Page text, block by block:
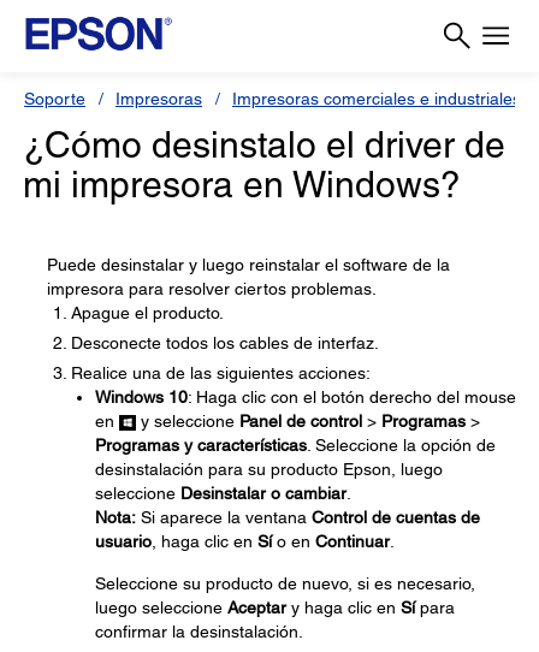
Soporte Impresoras Impresoras comerciales e industriales
¿Cómo desinstalo el driver de
mi impresora en Windows?
Puede desinstalar y luego reinstalar el software de la
impresora para resolver ciertos problemas.
Apague el producto.
Desconecte todos los cables de interfaz.
Realice una de las siguientes acciones:
Windows 10: Haga clic con el botón derecho del mouse
en
y seleccione Panel de control > Programas >
Programas y características . Seleccione la opción de
desinstalación para su producto Epson, luego
seleccione Desinstalar o cambiar.
Nota: Si aparece la ventana Control de cuentas de
usuario , haga clic en Sío en Continuar.
Seleccione su producto de nuevo, si es necesario,
luego seleccione Aceptary haga clic en Sípara
confirmar la desinstalación.